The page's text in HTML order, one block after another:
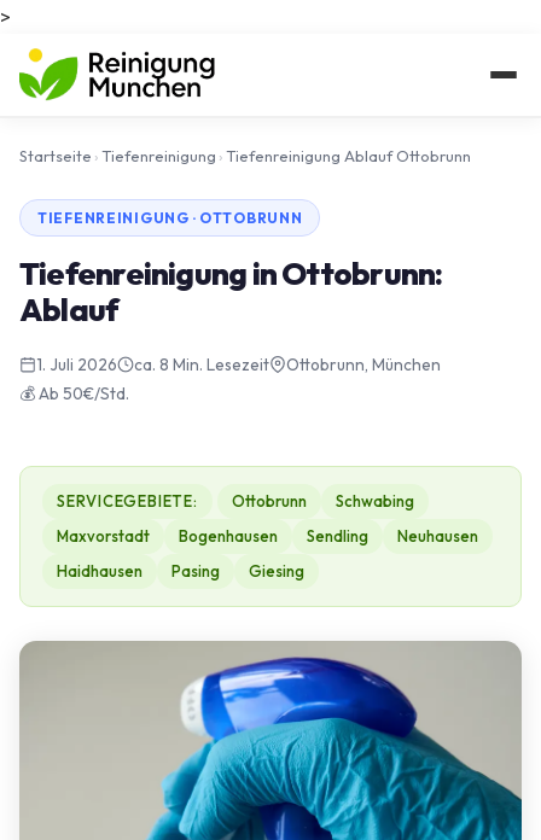
>
Startseite ›Tiefenreinigung ›Tiefenreinigung Ablauf Ottobrunn
TIEFENREINIGUNG · OTTOBRUNN
Tiefenreinigung in Ottobrunn:
Ablauf
1. Juli 2026 ca. 8 Min. Lesezeit
Ottobrunn, München
💰 Ab 50€/Std.
SERVICEGEBIETE: Ottobrunn
Schwabing
Maxvorstadt
Bogenhausen Sendling
Neuhausen
Haidhausen
Pasing Giesing